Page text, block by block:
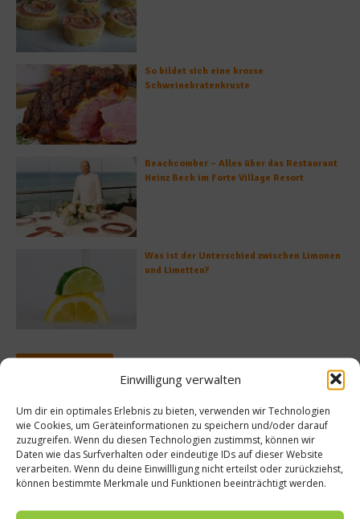
Einwilligung verwalten
Um dir ein optimales Erlebnis zu bieten, verwenden wir Technologien
wie Cookies, um Geräteinformationen zu speichern und/oder darauf
zuzugreifen. Wenn du diesen Technologien zustimmst, können wir
Daten wie das Surfverhalten oder eindeutige IDs auf dieser Website
verarbeiten. Wenn du deine Einwillligung nicht erteilst oder zurückziehst,
können bestimmte Merkmale und Funktionen beeinträchtigt werden.
So bildet sich eine krosse
Schweinebratenkruste
Beachcomber – Alles über das Restaurant
Heinz Beck im Forte Village Resort
Was ist der Unterschied zwischen Limonen
und Limetten?
der
–
Abfall-
Rezepte
Rohkost mal
Ceviche aus